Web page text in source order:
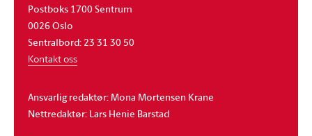
Postboks 1700 Sentrum
0026 Oslo
Sentralbord: 23 31 30 50
Kontakt oss
Ansvarlig redaktør: Mona Mortensen Krane
Nettredaktør: Lars Henie Barstad